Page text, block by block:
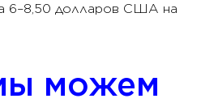
6–8,50 долларов США на
можем